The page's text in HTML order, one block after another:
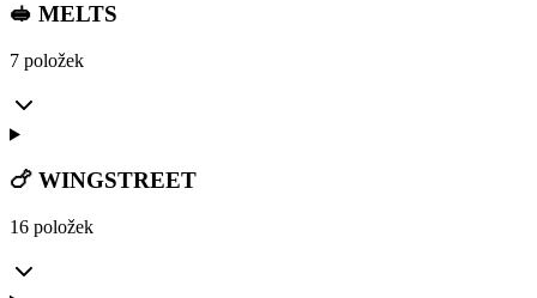
🥪 MELTS
7 položek
🍗 WINGSTREET
16 položek